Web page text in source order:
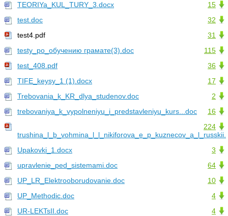
15
TEORIYa_KUL_TURY_3.docx
32
test.doc
31
test4.pdf
115
testy_po_обучению грамате(3).doc
36
test_408.pdf
17
TIFE_keysy_1 (1).docx
2
Trebovania_k_KR_dlya_studenov.doc
16
trebovaniya_k_vypolneniyu_i_predstavleniyu_kurs...doc
224
3
Upakovki_1.docx
64
upravlenie_ped_sistemami.doc
10
UP_LR_Elektrooborudovanie.doc
4
UP_Methodic.doc
4
UR-LEKTsII.doc